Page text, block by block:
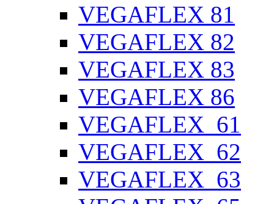
VEGAFLEX 81
VEGAFLEX 82
VEGAFLEX 83
VEGAFLEX 86
VEGAFLEX_61
VEGAFLEX_62
VEGAFLEX_63